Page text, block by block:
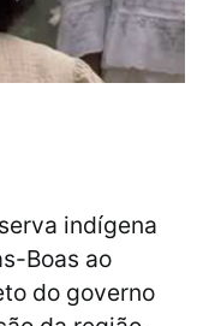
indígena
Boas ao
do governo